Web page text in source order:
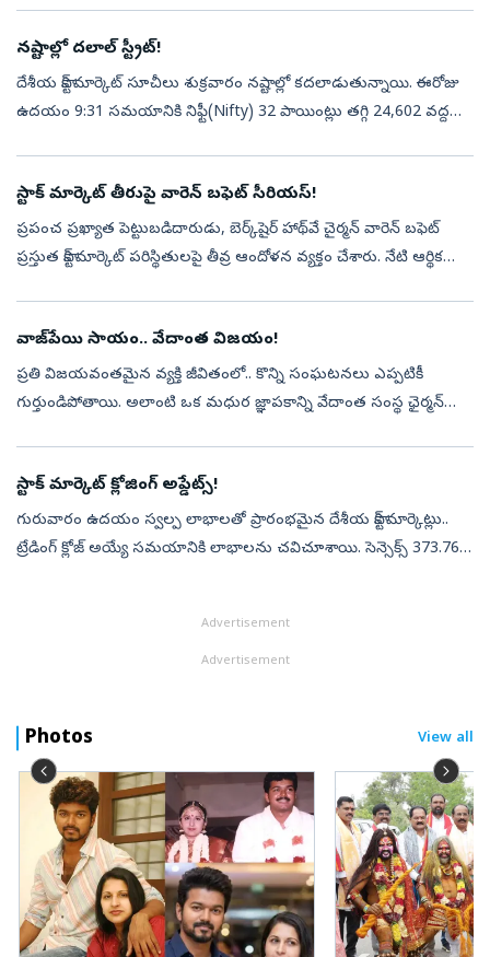
నష్టాల్లో దలాల్ స్ట్రీట్!
దేశీయ స్టాక్‌ మార్కెట్‌ సూచీలు శుక్రవారం నష్టాల్లో కదలాడుతున్నాయి. ఈరోజు
ఉదయం 9:31 సమయానికి నిఫ్టీ(Nifty) 32 పాయింట్లు తగ్గి 24,602 వద్దకు
స్టాక్ మార్కెట్ తీరుపై వారెన్ బఫెట్ సీరియస్!
ప్రపంచ ప్రఖ్యాత పెట్టుబడిదారుడు, బెర్క్‌షైర్ హాథ్‌వే చైర్మన్ వారెన్ బఫెట్
ప్రస్తుత స్టాక్ మార్కెట్ పరిస్థితులపై తీవ్ర ఆందోళన వ్యక్తం చేశారు. నేటి ఆర్థిక
వాజ్‌పేయి సాయం.. వేదాంత విజయం!
ప్రతి విజయవంతమైన వ్యక్తి జీవితంలో.. కొన్ని సంఘటనలు ఎప్పటికీ
గుర్తుండిపోతాయి. అలాంటి ఒక మధుర జ్ఞాపకాన్ని వేదాంత సంస్థ ఛైర్మన్
స్టాక్ మార్కెట్ క్లోజింగ్ అప్డేట్స్!
గురువారం ఉదయం స్వల్ప లాభాలతో ప్రారంభమైన దేశీయ స్టాక్ మార్కెట్లు..
ట్రేడింగ్ క్లోజ్ అయ్యే సమయానికి లాభాలను చవిచూశాయి. సెన్సెక్స్ 373.76
Advertisement
Advertisement
Photos View all